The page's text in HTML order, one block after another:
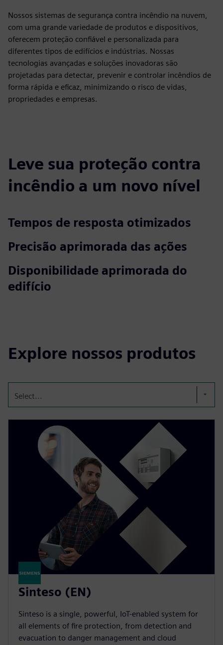
Nossos sistemas de segurança contra incêndio na nuvem,
com uma grande variedade de produtos e dispositivos,
oferecem proteção confiável e personalizada para
diferentes tipos de edifícios e indústrias. Nossas
tecnologias avançadas e soluções inovadoras são
projetadas para detectar, prevenir e controlar incêndios de
forma rápida e eficaz, minimizando o risco de vidas,
propriedades e empresas.
Leve sua proteção contra
incêndio a um novo nível
Tempos de resposta otimizados
Precisão aprimorada das ações
Disponibilidade aprimorada do
edifício
Explore nossos produtos
Select...
Sinteso (EN)
Sinteso is a single, powerful, IoT-enabled system for
all elements of fire protection, from detection and
evacuation to danger management and cloud